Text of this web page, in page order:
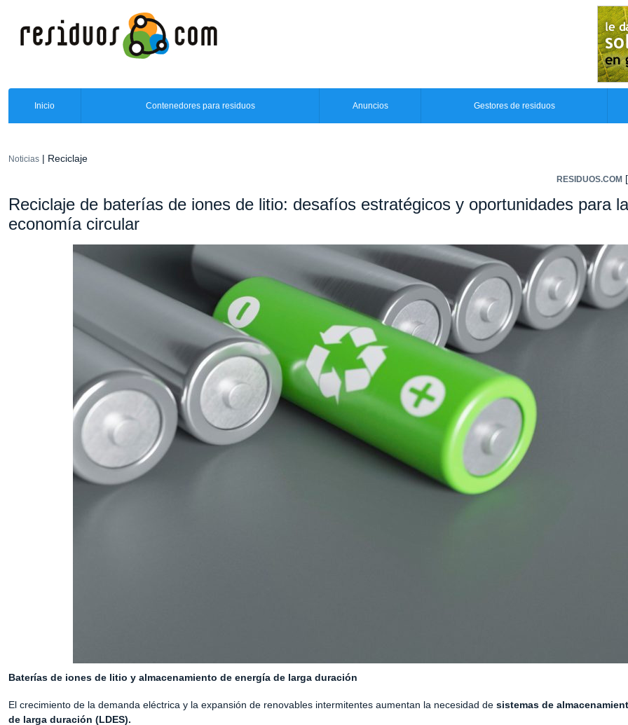
Inicio Contenedores para residuos Anuncios Gestores de residuos
Noticias | Reciclaje
RESIDUOS.COM [
Reciclaje de baterías de iones de litio: desafíos estratégicos y oportunidades para la
economía circular
Baterías de iones de litio y almacenamiento de energía de larga duración
El crecimiento de la demanda eléctrica y la expansión de renovables intermitentes aumentan la necesidad de sistemas de
de larga duración (LDES).